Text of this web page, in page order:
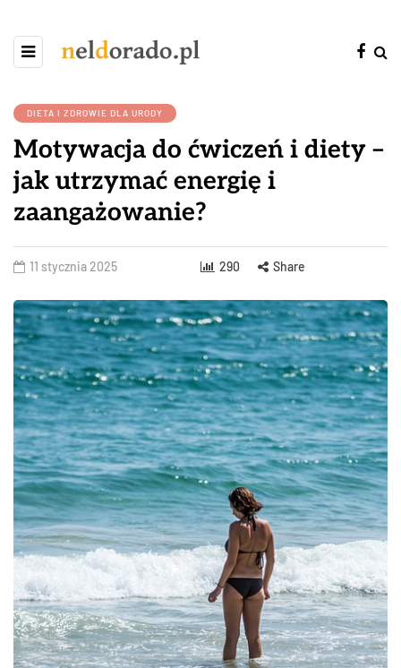
DIETA I ZDROWIE DLA URODY
Motywacja do ćwiczeń i diety –
jak utrzymać energię i
zaangażowanie?
11 stycznia 2025 290 Share